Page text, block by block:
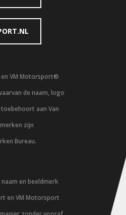
VM Motorsport®
de naam, logo
aan Van
zijn
Bureau.
en beeldmerk
en VM Motorsport